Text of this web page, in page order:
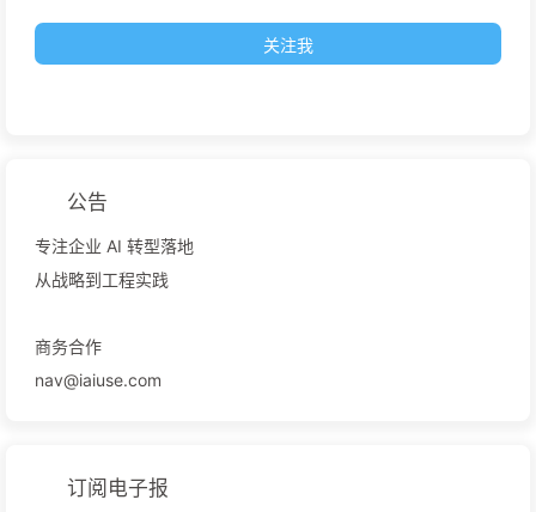
关注我
公告
专注企业 AI 转型落地
从战略到工程实践
商务合作
nav@iaiuse.com
订阅电子报